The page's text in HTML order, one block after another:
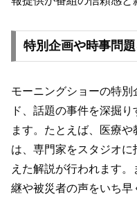
特別企画や時事問
モーニングショーの特
ド、話題の事件を深掘
ます。たとえば、医療
は、専門家をスタジオ
えた解説が行われます
継や被災者の声をいち